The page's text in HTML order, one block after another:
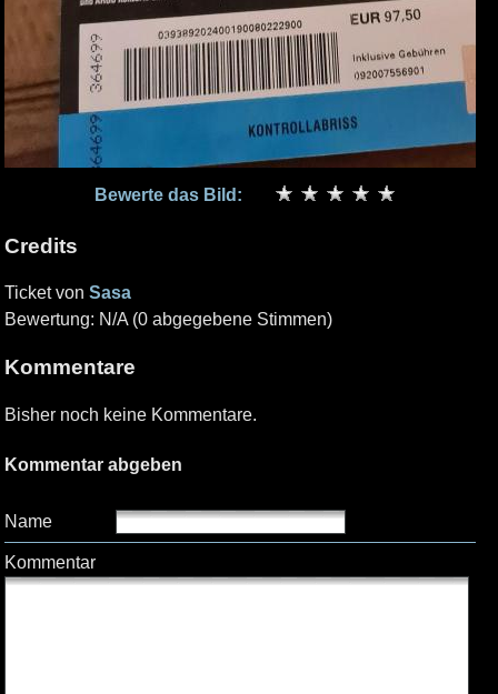
Bewerte das Bild:
Credits
Ticket von Sasa
Bewertung: N/A (0 abgegebene Stimmen)
Kommentare
Bisher noch keine Kommentare.
Kommentar abgeben
Name
Kommentar